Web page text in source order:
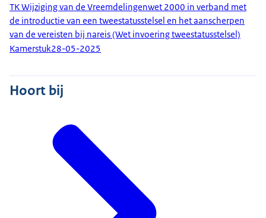
TK Wijziging van de Vreemdelingenwet 2000 in verband met
de introductie van een tweestatusstelsel en het aanscherpen
van de vereisten bij nareis (Wet invoering tweestatusstelsel)
Kamerstuk28-05-2025
Hoort bij